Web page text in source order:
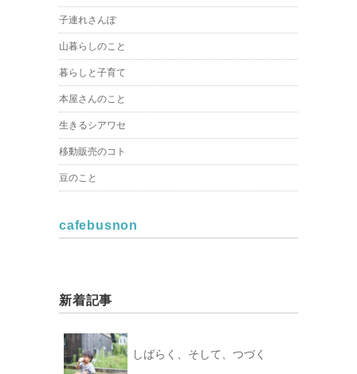
子連れさんぽ
山暮らしのこと
暮らしと子育て
本屋さんのこと
生きるシアワセ
移動販売のコト
豆のこと
cafebusnon
新着記事
しばらく、そして、つづく